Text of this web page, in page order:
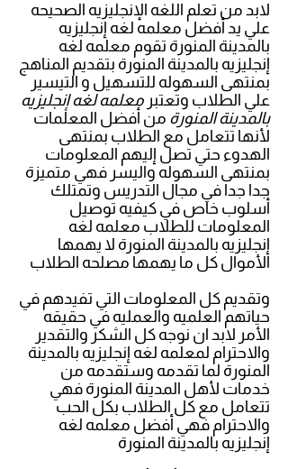
لابد من تعلم اللغه الإنجليزيه الصحيحه
علي يد أفضل معلمه لغه إنجليزيه
بالمدينة المنورة تقوم معلمه لغه
إنجليزيه بالمدينة المنورة بتقديم المناهج
بمنتهى السهوله للتسهيل و التيسير
علي الطلاب وتعتبر معلمه لغه إنجليزيه
بالمدينة المنورة من أفضل المعلمات
لأنها تتعامل مع الطلاب بمنتهى
الهدوء حتي تصل إليهم المعلومات
بمنتهى السهوله واليسر فهي متميزة
جدا جدا في مجال التدريس وتمتلك
أسلوب خاص في كيفيه توصيل
المعلومات للطلاب معلمه لغه
إنجليزيه بالمدينة المنورة لا يهمها
الأموال كل ما يهمها مصلحه الطلاب
وتقديم كل المعلومات التي تفيدهم في
حياتهم العلميه والعمليه في حقيقه
الأمر لابد ان نوجه كل الشكر والتقدير
والاحترام لمعلمه لغه إنجليزيه بالمدينة
المنورة لما تقدمه وستقدمه من
خدمات لأهل المدينة المنورة فهي
تتعامل مع كل الطلاب بكل الحب
والاحترام فهي أفضل معلمه لغه
إنجليزيه بالمدينة المنورة